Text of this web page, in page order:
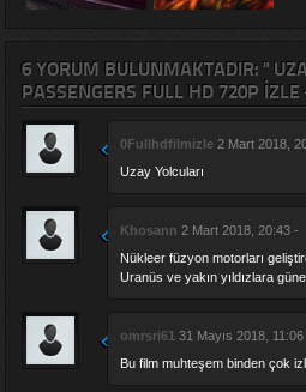
6 YORUM BULUNMAKTADIR: "
PASSENGERS FULL HD 720P
0Fullhdfilmizle 2 Mart 2018,
Uzay Yolcuları
Khosann 2 Mart 2018, 20:43 -
Nükleer füzyon motorları
Uranüs ve yakın yıldızlara
omrsri61 31 Mayıs 2018, 11:06
Bu film muhteşem binden çok